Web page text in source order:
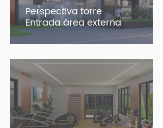
Perspectiva torre
Entrada área externa